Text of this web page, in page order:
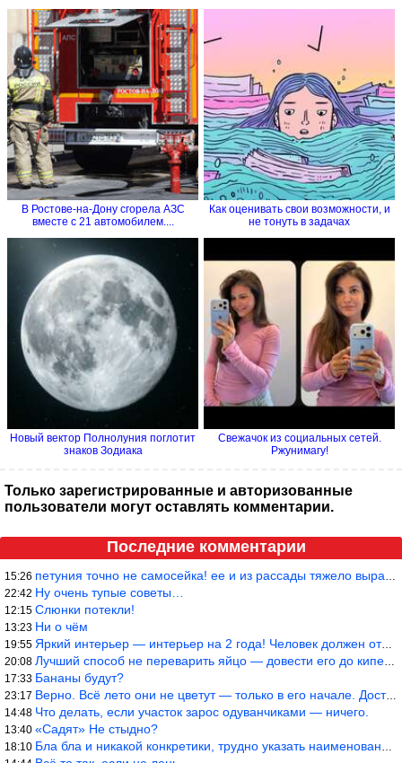
В Ростове-на-Дону сгорела АЗС
вместе с 21 автомобилем....
Как оценивать свои возможности, и
не тонуть в задачах
Новый вектор Полнолуния поглотит
знаков Зодиака
Свежачок из социальных сетей.
Ржунимагу!
Только зарегистрированные и авторизованные
пользователи могут оставлять комментарии.
Последние комментарии
15:26 петуния точно не самосейка! ее и из рассады тяжело вырастить!
22:42 Ну очень тупые советы…
12:15 Слюнки потекли!
13:23 Ни о чём
19:55 Яркий интерьер — интерьер на 2 года! Человек должен отдыхать в с
20:08 Лучший способ не переварить яйцо — довести его до кипения и выкл
17:33 Бананы будут?
23:17 Верно. Всё лето они не цветут — только в его начале. Достаточно
14:48 Что делать, если участок зарос одуванчиками — ничего.
13:40 «Садят» Не стыдно?
18:10 Бла бла и никакой конкретики, трудно указать наименование рекоме